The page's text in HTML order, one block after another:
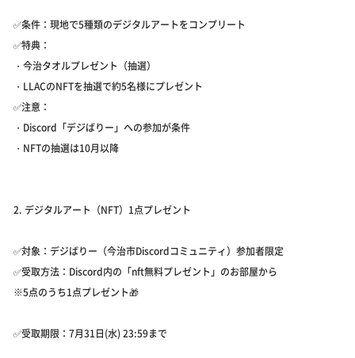
✅条件：現地で5種類のデジタルアートをコンプリート
✅特典：
・今治タオルプレゼント（抽選）
・LLACのNFTを抽選で約5名様にプレゼント
✅注意：
・Discord「デジばりー」への参加が条件
・NFTの抽選は10月以降
2. デジタルアート（NFT）1点プレゼント
✅対象：デジばりー（今治市Discordコミュニティ）参加者限定
✅受取方法：Discord内の「nft無料プレゼント」のお部屋から
※5点のうち1点プレゼント🎁
✅受取期限：7月31日(水) 23:59まで